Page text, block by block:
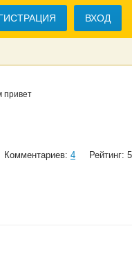
ВХОД
привет
Комментариев: 4 Рейтинг: 5